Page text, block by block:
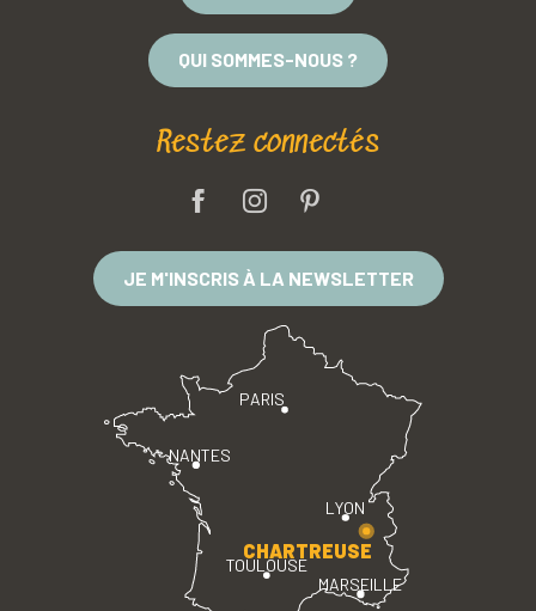
QUI SOMMES-NOUS ?
Restez connectés
JE M'INSCRIS À LA NEWSLETTER
PARIS
LYON
TOULOUSE
MARSEILLE
NANTES
CHARTREUSE